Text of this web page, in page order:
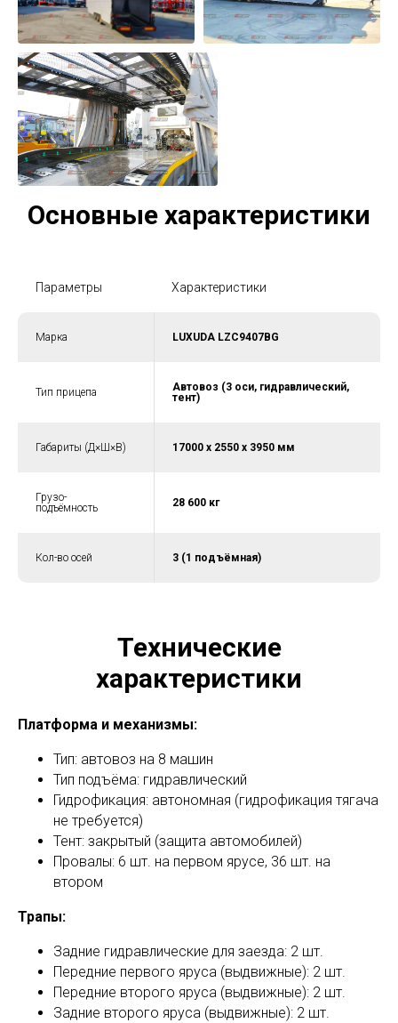
Основные характеристики
Параметры Характеристики
Марка LUXUDA LZC9407BG
Тип прицепа
Автовоз (3 оси, гидравлический,
тент)
Габариты (Д×Ш×В) 17000 х 2550 х 3950 мм
Грузо-
подъёмность
28 600 кг
Кол-во осей 3 (1 подъёмная)
Технические
характеристики
Платформа и механизмы:
Тип: автовоз на 8 машин
Тип подъёма: гидравлический
Гидрофикация: автономная (гидрофикация тягача
не требуется)
Тент: закрытый (защита автомобилей)
Провалы: 6 шт. на первом ярусе, 36 шт. на
втором
Трапы:
Задние гидравлические для заезда: 2 шт.
Передние первого яруса (выдвижные): 2 шт.
Передние второго яруса (выдвижные): 2 шт.
Задние второго яруса (выдвижные): 2 шт.